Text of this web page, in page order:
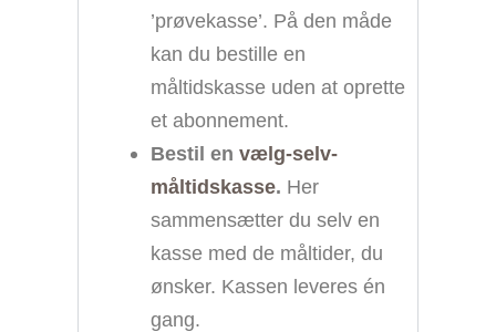
’prøvekasse’. På den måde
kan du bestille en
måltidskasse uden at oprette
et abonnement.
Bestil en vælg-selv-
måltidskasse. Her
sammensætter du selv en
kasse med de måltider, du
ønsker. Kassen leveres én
gang.